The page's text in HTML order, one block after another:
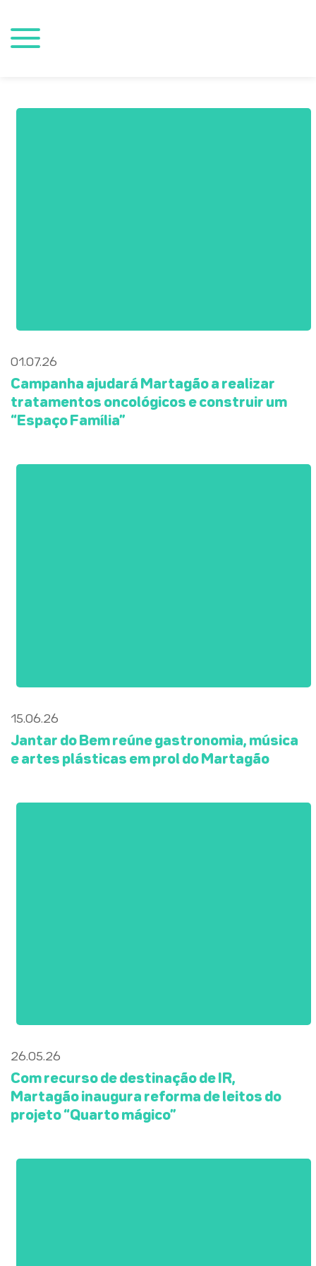
01.07.26
Campanha ajudará Martagão a realizar
tratamentos oncológicos e construir um
“Espaço Família”
15.06.26
Jantar do Bem reúne gastronomia, música
e artes plásticas em prol do Martagão
26.05.26
Com recurso de destinação de IR,
Martagão inaugura reforma de leitos do
projeto “Quarto mágico”